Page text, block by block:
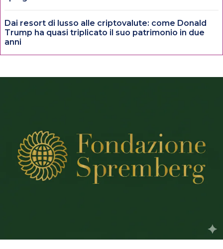
Dai resort di lusso alle criptovalute: come Donald
Trump ha quasi triplicato il suo patrimonio in due
anni